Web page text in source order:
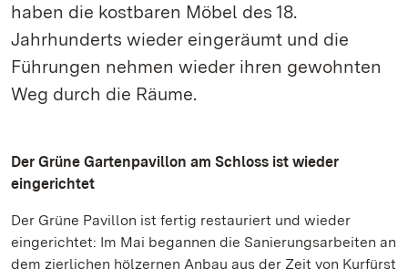
haben die kostbaren Möbel des 18.
Jahrhunderts wieder eingeräumt und die
Führungen nehmen wieder ihren gewohnten
Weg durch die Räume.
Der Grüne Gartenpavillon am Schloss ist wieder
eingerichtet
Der Grüne Pavillon ist fertig restauriert und wieder
eingerichtet: Im Mai begannen die Sanierungsarbeiten an
dem zierlichen hölzernen Anbau aus der Zeit von Kurfürst